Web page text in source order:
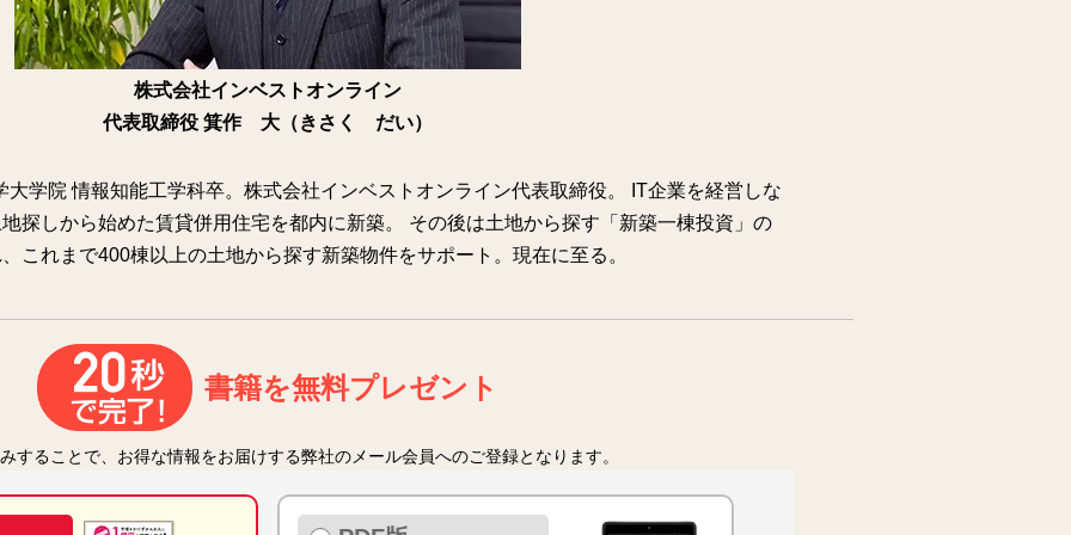
株式会社インベストオンライン
代表取締役 箕作 大（きさく だい）
学院 情報知能工学科卒。株式会社インベストオンライン代表取締役。 IT企業を経営しな
探しから始めた賃貸併用住宅を都内に新築。 その後は土地から探す「新築一棟投資」の
これまで400棟以上の土地から探す新築物件をサポート。現在に至る。
書籍を無料プレゼント
することで、お得な情報をお届けする弊社のメール会員へのご登録となります。